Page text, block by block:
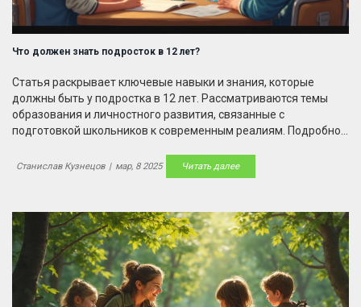
Что должен знать подросток в 12 лет?
Статья раскрывает ключевые навыки и знания, которые
должны быть у подростка в 12 лет. Рассматриваются темы
образования и личностного развития, связанные с
подготовкой школьников к современным реалиям. Подробно
хобби и необходимость знаний в области базовой математики
и языка. Поможет родителям понять, как лучше поддержать
Станислав Кузнецов | мар, 8 2025 Читать далее